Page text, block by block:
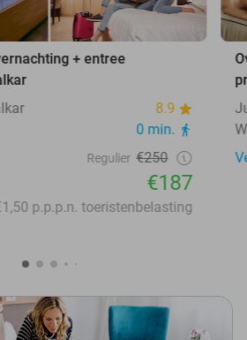
+ entree
8.9
0 min.
Regulier €250
€187
p.p.p.n. toeristenbelasting